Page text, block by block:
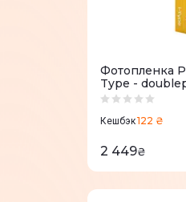
Фотопленка
Type -
Кешбэк122 ₴
2 449₴